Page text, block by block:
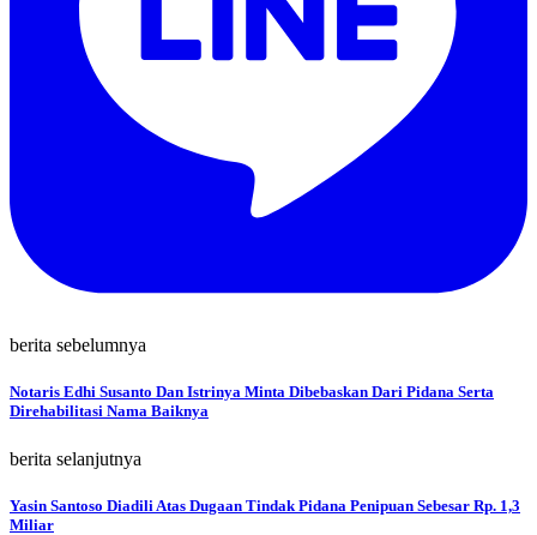
berita sebelumnya
Notaris Edhi Susanto Dan Istrinya Minta Dibebaskan Dari Pidana Serta
Direhabilitasi Nama Baiknya
berita selanjutnya
Yasin Santoso Diadili Atas Dugaan Tindak Pidana Penipuan Sebesar Rp. 1,3
Miliar